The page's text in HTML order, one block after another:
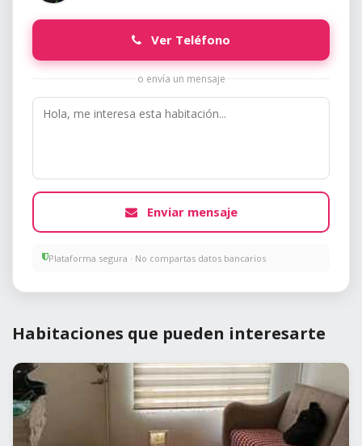
Ver Teléfono
o envía un mensaje
Enviar mensaje
Plataforma segura · No compartas datos bancarios
Habitaciones que pueden interesarte